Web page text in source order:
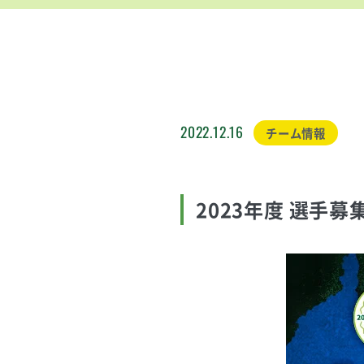
2022.12.16 チーム情報
2023年度 選手募